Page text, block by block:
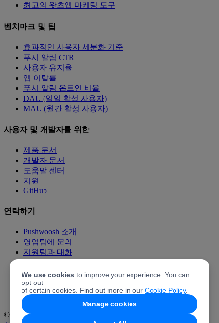
최고의 왓츠앱 마케팅 도구
벤치마크 및 팁
효과적인 사용자 세분화 기준
푸시 알림 CTR
사용자 유지율
앱 이탈률
푸시 알림 옵트인 비율
DAU (일일 활성 사용자)
MAU (월간 활성 사용자)
사용자 및 개발자를 위한
제품 문서
개발자 문서
도움말 센터
지원
GitHub
연락하기
Pushwoosh 소개
영업팀에 문의
지원팀과 대화
Pushwoosh와 파트너 되기
Pushwoosh 제휴 프로그램
© 2026 Pushwoosh Inc. 모든 권리 보유.
We use cookies to improve your experience. You can
opt out
of certain cookies. Find out more in our Cookie Policy.
Manage cookies